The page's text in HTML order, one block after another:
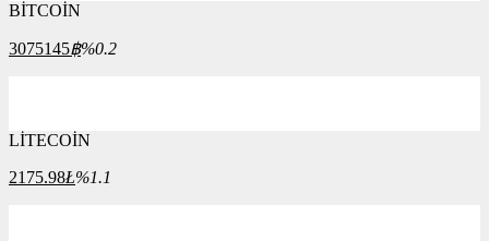
BİTCOİN
3075145฿%0.2
LİTECOİN
2175.98Ł%1.1